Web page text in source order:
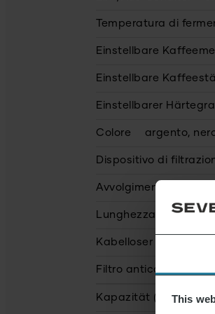
This
Temperatura di
Einstellbare
Einstellbare
Einstellbarer
Colore argento,
Dispositivo di
Avvolgimento del cavo
Lunghezza del cavo
Kabelloser Betrieb
Filtro anticalcare
Kapazität (in L)